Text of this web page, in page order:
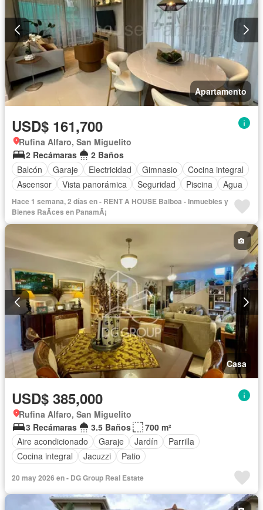
Apartamento
USD$ 161,700
Rufina Alfaro, San Miguelito
2 Recámaras
2 Baños
Balcón
Garaje Electricidad Gimnasio
Cocina integral
Ascensor
Vista panorámica Seguridad Piscina Agua
Hace 1 semana, 2 días en - RENT A HOUSE Balboa - Inmuebles y
Bienes RaÃ­ces en PanamÃ¡
Casa
USD$ 385,000
Rufina Alfaro, San Miguelito
3 Recámaras
3.5 Baños
700 m²
Aire acondicionado
Garaje Jardín
Parrilla
Cocina integral
Jacuzzi Patio
20 may 2026 en - DG Group Real Estate